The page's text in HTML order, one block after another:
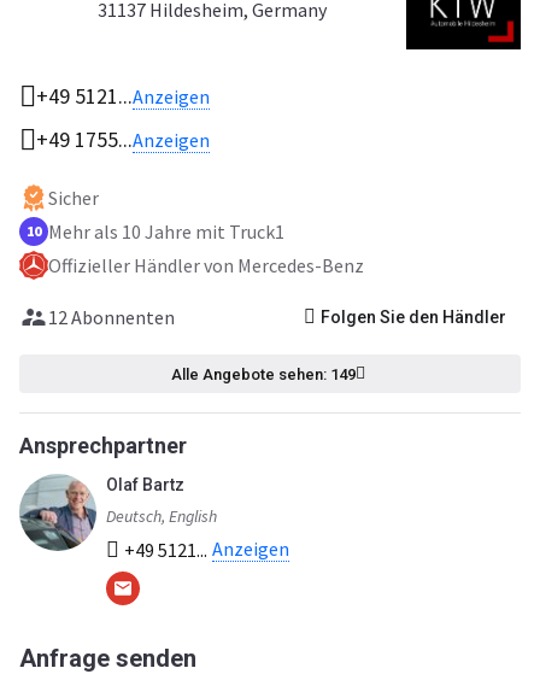
31137 Hildesheim, Germany
+49 5121...Anzeigen
+49 1755...Anzeigen
Sicher
10 Mehr als 10 Jahre mit Truck1
Оffizieller Händler von Mercedes-Benz
12 Abonnenten Folgen Sie den Händler
Alle Angebote sehen: 149
Ansprechpartner
Olaf Bartz
Deutsch, English
+49 5121... Anzeigen
Anfrage senden